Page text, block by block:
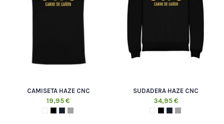
CAMISETA HAZE CNC
19,95 €
SUDADERA HAZE CNC
34,95 €